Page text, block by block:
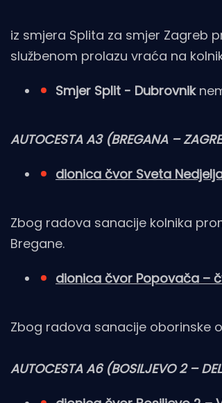
iz smjera Splita za smjer Zagreb
službenom prolazu vraća na
Smjer Split - Dubrovnik
AUTOCESTA A3 (BREGANA –
dionica čvor Sveta
Zbog radova sanacije kolnika
Bregane.
dionica čvor Popovača –
Zbog radova sanacije oborinske
AUTOCESTA A6 (BOSILJEVO 2 –